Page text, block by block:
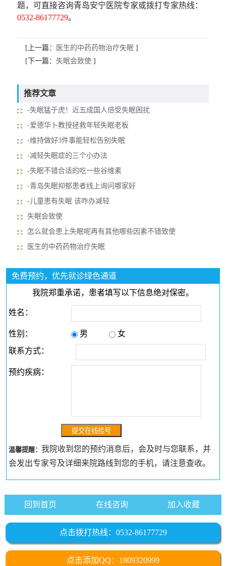
题，可直接咨询青岛安宁医院专家或拨打专家热线：
0532-86177729。
[上一篇： 医生的中药药物治疗失眠]
[下一篇： 失眠会致使]
推荐文章
-失眠猛于虎！近五成国人倍受失眠困扰
-爱德华卜教授拯救年轻失眠老板
-维持做好3件事能轻松告别失眠
-减轻失眠症的三个小办法
-失眠不错合适的吃一些谷维素
-青岛失眠抑郁患者线上询问哪家好
-儿童患有失眠 该咋办减轻
失眠会致使
怎么就会患上失眠呢再有其他哪些因素不错致使
医生的中药药物治疗失眠
免费预约，优先就诊绿色通道
我院郑重承诺，患者填写以下信息绝对保密。
姓名：
性别： 男
女
联系方式：
预约疾病：
温馨提醒：我院收到您的预约消息后，会及时与您联系，并
会发出专家号及详细来院路线到您的手机，请注意查收。
回到首页 在线咨询 加入收藏
点击拨打热线：0532-86177729
点击添加QQ：1809320999